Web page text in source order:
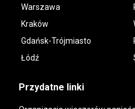
Warszawa
Kraków
Gdańsk-Trójmiasto
Łódź
Przydatne linki